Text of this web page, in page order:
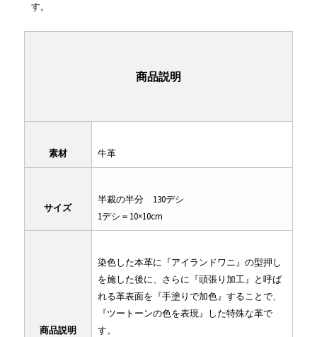
す。
商品説明
素材 牛革
サイズ
半裁の半分 130デシ
1デシ＝10×10cm
商品説明
染色した本革に『アイランドワニ』の型押し
を施した後に、さらに『頭張り加工』と呼ば
れる革表面を『手塗りで加色』することで、
『ツートーンの色を表現』した特殊な革で
す。